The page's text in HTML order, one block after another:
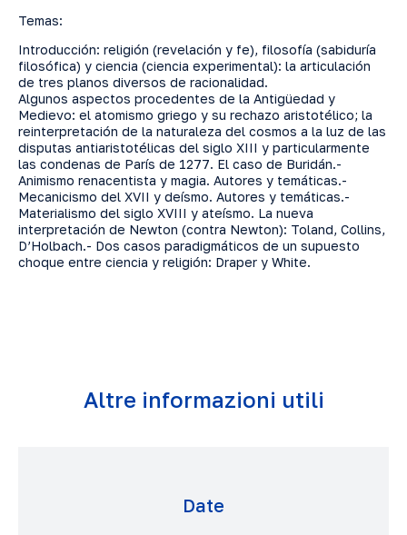
Temas:
Introducción: religión (revelación y fe), filosofía (sabiduría
filosófica) y ciencia (ciencia experimental): la articulación
de tres planos diversos de racionalidad.
Algunos aspectos procedentes de la Antigüedad y
Medievo: el atomismo griego y su rechazo aristotélico; la
reinterpretación de la naturaleza del cosmos a la luz de las
disputas antiaristotélicas del siglo XIII y particularmente
las condenas de París de 1277. El caso de Buridán.-
Animismo renacentista y magia. Autores y temáticas.-
Mecanicismo del XVII y deísmo. Autores y temáticas.-
Materialismo del siglo XVIII y ateísmo. La nueva
interpretación de Newton (contra Newton): Toland, Collins,
D’Holbach.- Dos casos paradigmáticos de un supuesto
choque entre ciencia y religión: Draper y White.
Altre informazioni utili
Date